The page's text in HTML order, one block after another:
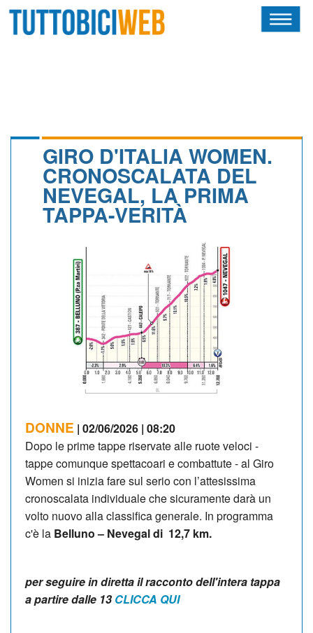
CALENDARIO
GIRO D'ITALIA WOMEN.
CRONOSCALATA DEL
NEVEGAL, LA PRIMA
TAPPA-VERITÀ
DONNE | 02/06/2026 | 08:20
Dopo le prime tappe riservate alle ruote veloci -
tappe comunque spettacoari e combattute - al Giro
Women si inizia fare sul serio con l’attesissima
cronoscalata individuale che sicuramente darà un
volto nuovo alla classifica generale. In programma
c'è la Belluno – Nevegal di 12,7 km.
per seguire in diretta il racconto dell'intera tappa
a partire dalle 13 CLICCA QUI